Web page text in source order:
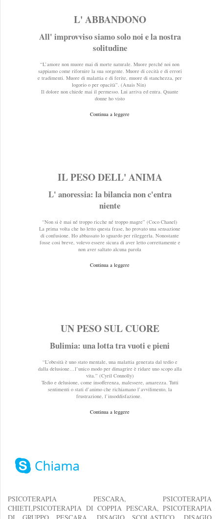
L' ABBANDONO
All' improvviso siamo solo noi e la nostra
solitudine
“L’amore non muore mai di morte naturale. Muore perché noi non
sappiamo come rifornire la sua sorgente. Muore di cecità e di errori
e tradimenti. Muore di malattia e di ferite, muore di stanchezza, per
logorio o per opacità”. (Anais Nin)
Il dolore non chiede mai il permesso. Lui arriva ed entra. Quante
donne ho visto
Continua a leggere
IL PESO DELL' ANIMA
L' anoressia: la bilancia non c'entra
niente
“Non si è mai né troppo ricche né troppo magre” (Coco Chanel)
La prima volta che ho letto questa frase, ho provato una sensazione
di confusione. Ho abbassato lo sguardo per rileggerla. Nonostante
fosse cosi breve, volevo essere sicura di aver letto correttamente e
non aver saltato alcuna parola
Continua a leggere
UN PESO SUL CUORE
Bulimia: una lotta tra vuoti e pieni
“L’obesità è uno stato mentale, una malattia generata dal tedio e
dalla delusione…l’unico modo per dimagrire è ridare uno scopo alla
vita.” (Cyril Connolly)
Tedio e delusione, come insofferenza, malessere, amarezza. Tutti
sentimenti o stati d’animo che richiamano l’avvilimento, la
frustrazione, l’insoddisfazione.
Continua a leggere
PSICOTERAPIA PESCARA, PSICOTERAPIA
CHIETI,PSICOTERAPIA DI COPPIA PESCARA, PSICOTERAPIA
DI GRUPPO PESCARA, DISAGIO SCOLASTICO, DISAGIO